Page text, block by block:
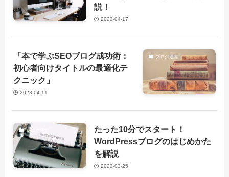
説！
2023-04-17
ブログ運営
「本で学ぶSEOブログ成功術：
初心者向けタイトルの最適化テ
クニック」
2023-04-11
ブログ運営
たった10分でスタート！
WordPressブログのはじめかた
を解説
2023-03-25